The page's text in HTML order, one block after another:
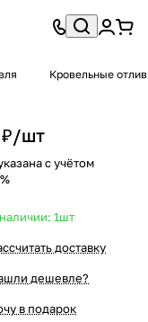
Кровельные
₽/шт
с учётом
1шт
доставку
дешевле?
в подарок